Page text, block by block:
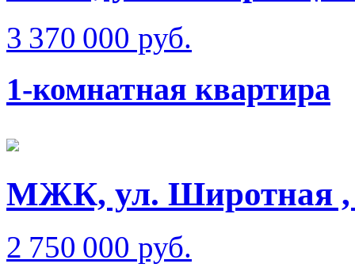
3 370 000 руб.
1-комнатная квартира
МЖК, ул. Широтная ,
2 750 000 руб.